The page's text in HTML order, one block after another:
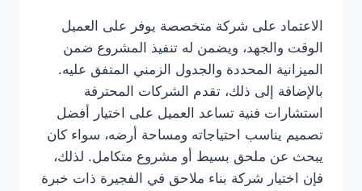
الاعتماد على شركة متخصصة يوفر على العميل
الوقت والجهد، ويضمن له تنفيذ المشروع ضمن
الميزانية المحددة والجدول الزمني المتفق عليه.
بالإضافة إلى ذلك، تقدم الشركات المحترفة
استشارات فنية تساعد العميل على اختيار أفضل
تصميم يناسب احتياجاته ومساحة أرضه، سواء كان
يبحث عن ملحق بسيط أو مشروع متكامل. لذلك،
فإن اختيار شركة بناء ملاحق في الفجيرة ذات خبرة